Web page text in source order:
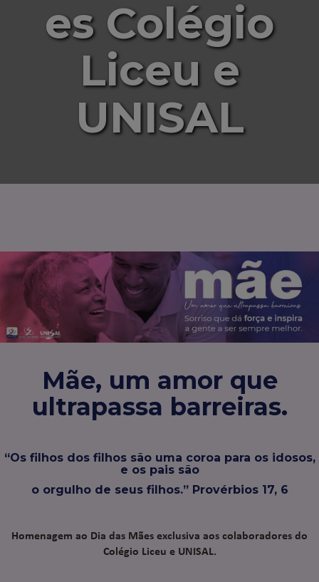
es Colégio
Liceu e
UNISAL
Mãe, um amor que
ultrapassa barreiras.
“Os filhos dos filhos são uma coroa para os idosos,
e os pais são
o orgulho de seus filhos.” Provérbios 17, 6
Homenagem ao Dia das Mães exclusiva aos colaboradores do
Colégio Liceu e UNISAL.